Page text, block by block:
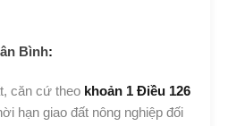
Bình:
căn cứ theo khoản 1 Điều 126
hạn giao đất nông nghiệp đối